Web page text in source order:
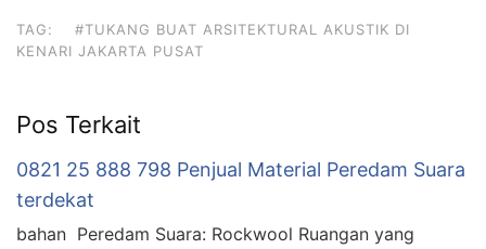
TAG:
#TUKANG BUAT ARSITEKTURAL AKUSTIK DI
KENARI JAKARTA PUSAT
Pos Terkait
0821 25 888 798 Penjual Material Peredam Suara
terdekat
bahan Peredam Suara: Rockwool Ruangan yang